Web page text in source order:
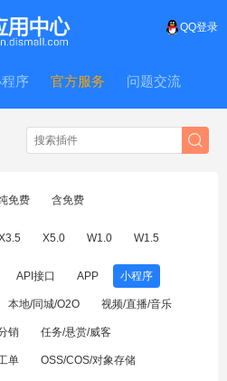
QQ登录
序 官方服务 问题交流
免费 含免费
X5.0 W1.0 W1.5
API接口 APP 小程序
本地/同城/O2O 视频/直播/音乐
销 任务/悬赏/威客
单 OSS/COS/对象存储